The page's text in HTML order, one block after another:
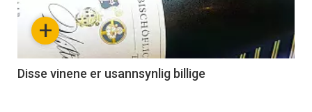
nå
2
+
Disse vinene er usannsynlig billige